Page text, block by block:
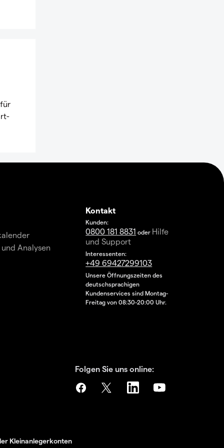
Analysen
Kontakt
Kunden:
0800 181 8831 oder Hilfe
und Support
Interessenten:
+49 69427299103
Unsere Öffnungszeiten des
deutschsprachigen
Kundenservices sind Montag-
Freitag von 08:30-20:00 Uhr.
Folgen Sie uns online:
Kleinanlegerkonten